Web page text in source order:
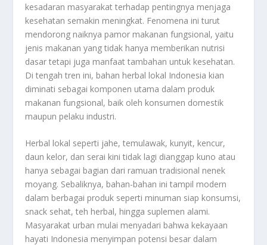
kesadaran masyarakat terhadap pentingnya menjaga
kesehatan semakin meningkat. Fenomena ini turut
mendorong naiknya pamor makanan fungsional, yaitu
jenis makanan yang tidak hanya memberikan nutrisi
dasar tetapi juga manfaat tambahan untuk kesehatan.
Di tengah tren ini, bahan herbal lokal Indonesia kian
diminati sebagai komponen utama dalam produk
makanan fungsional, baik oleh konsumen domestik
maupun pelaku industri.
Herbal lokal seperti jahe, temulawak, kunyit, kencur,
daun kelor, dan serai kini tidak lagi dianggap kuno atau
hanya sebagai bagian dari ramuan tradisional nenek
moyang. Sebaliknya, bahan-bahan ini tampil modern
dalam berbagai produk seperti minuman siap konsumsi,
snack sehat, teh herbal, hingga suplemen alami.
Masyarakat urban mulai menyadari bahwa kekayaan
hayati Indonesia menyimpan potensi besar dalam